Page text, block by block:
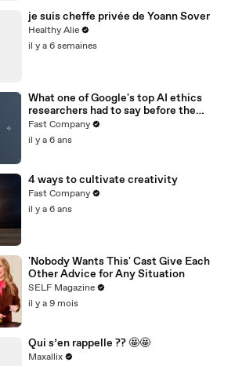
je suis cheffe privée de Yoann Sover
Healthy Alie
il y a 6 semaines
What one of Google's top AI ethics
researchers had to say before the
company pushed her out
Fast Company
il y a 6 ans
4 ways to cultivate creativity
Fast Company
il y a 6 ans
'Nobody Wants This' Cast Give Each
Other Advice for Any Situation
SELF Magazine
il y a 9 mois
Qui s’en rappelle ?? 🤩🤩
Maxallix